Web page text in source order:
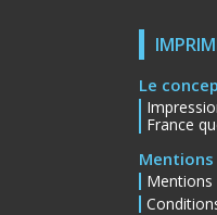
Le
France
Mentions
Mentions